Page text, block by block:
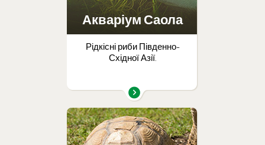
Акваріум Саола
Рідкісні риби Південно-
Східної Азії.